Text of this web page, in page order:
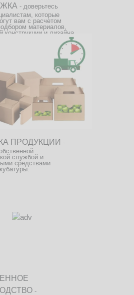
- доверьтесь
которые
вам с расчетом
материалов,
конструкции и дизайна.
ПРОДУКЦИИ -
службой и
средствами
-